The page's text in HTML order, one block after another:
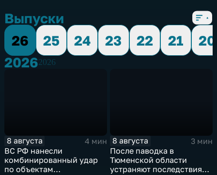
Выпуски
26
25 24 23 22 21
20
20262026
8 августа
4 мин
ВС РФ нанесли
комбинированный удар
по объектам
8 августа
3 мин
После паводка в
Тюменской области
устраняют последствия